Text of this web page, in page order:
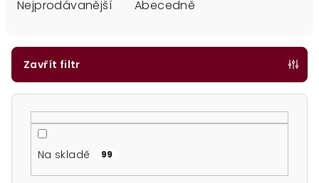
r
o
Nejprodávanější Abecedně
Zavřít filtr
Na skladě 99